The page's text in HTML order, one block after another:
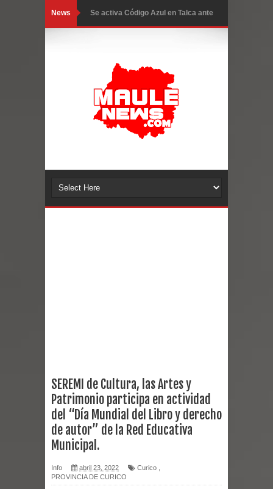
News GORE Maule figura tercero a nivel
traslados con $133 millones
Dos internos intentaron escapar por
un forado desde la cárcel de Talca
Temporal obliga a cerrar
Chancho en Talca tras caída de
Alerta por hantavirus: expertos piden
reforzar medidas y consulta oportuna
Matrimonios Linarenses Celebraron
Bodas de Oro
SEREMI de Cultura, las Artes y
Patrimonio participa en actividad
del “Día Mundial del Libro y derecho
de autor” de la Red Educativa
Municipal.
Info abril 23, 2022 Curico
PROVINCIA DE CURICO